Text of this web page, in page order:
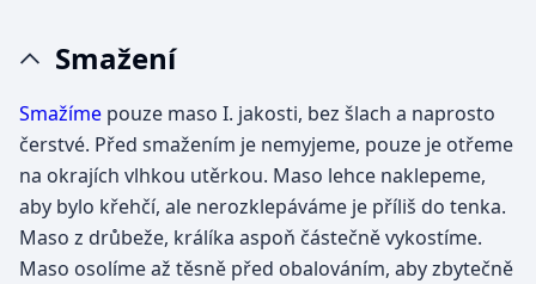
Smažení
Smažíme pouze maso I. jakosti, bez šlach a naprosto
čerstvé. Před smažením je nemyjeme, pouze je otřeme
na okrajích vlhkou utěrkou. Maso lehce naklepeme,
aby bylo křehčí, ale nerozklepáváme je příliš do tenka.
Maso z drůbeže, králíka aspoň částečně vykostíme.
Maso osolíme až těsně před obalováním, aby zbytečně